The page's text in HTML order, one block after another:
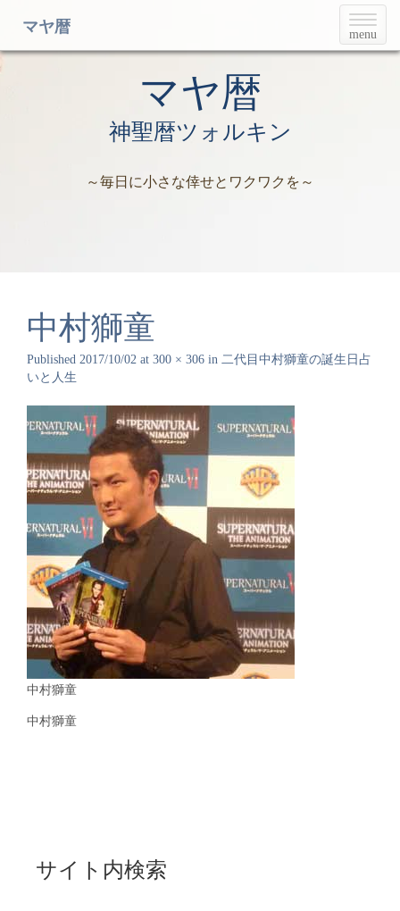
T
o
g
menu
マヤ暦
マヤ暦
神聖暦ツォルキン
～毎日に小さな倖せとワクワクを～
中村獅童
Published 2017/10/02 at 300 × 306 in 二代目中村獅童の誕生日占
いと人生
中村獅童
中村獅童
サイト内検索